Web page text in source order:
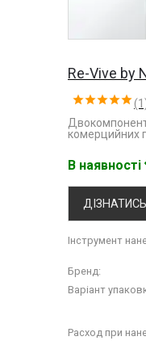
Re-Vive by
комерцийних
В наявності
Інструмент
Бренд:
Варіант
Расход при